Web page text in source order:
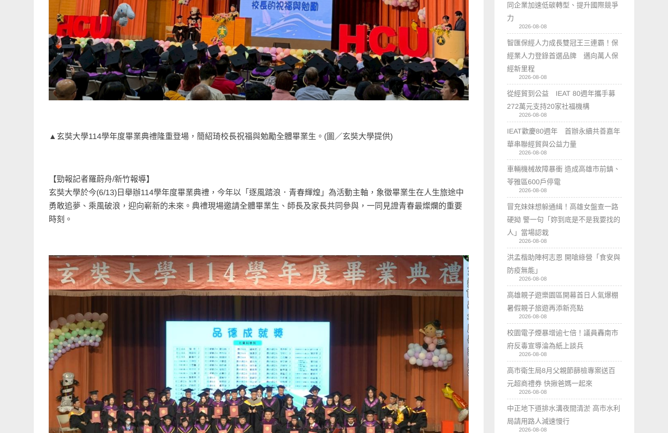
▲玄奘大學114學年度畢業典禮隆重登場，簡紹琦校長祝福與勉勵全體畢業生。(圖／玄奘大學提供)
【勁報記者羅蔚舟/新竹報導】
玄奘大學於今(6/13)日舉辦114學年度畢業典禮，今年以「逐風踏浪．青春輝煌」為活動主軸，象徵畢業生在人生旅途中
勇敢追夢、乘風破浪，迎向嶄新的未來。典禮現場邀請全體畢業生、師長及家長共同參與，一同見證青春最燦爛的重要
時刻。
同企業加速低碳轉型、提升國際競爭
力
2026-08-08
智匯保經人力成長雙冠王三連霸！保
經業人力登錄首選品牌 邁向萬人保
經新里程
2026-08-08
從經貿到公益 IEAT 80週年攜手募
272萬元支持20家社福機構
2026-08-08
IEAT歡慶80週年 首辦永續共善嘉年
華串聯經貿與公益力量
2026-08-08
車輛機械故障暴衝 造成高雄市前鎮、
苓雅區600戶停電
2026-08-08
冒充妹妹想躲通緝！高雄女盤查一路
硬拗 警一句「妳到底是不是我要找的
人」當場認栽
2026-08-08
洪孟楷助陣柯志恩 開嗆綠營「食安與
防疫無能」
2026-08-08
高雄親子遊樂園區開幕首日人氣爆棚
暑假親子旅遊再添新亮點
2026-08-08
校園電子煙暴增逾七倍！議員轟南市
府反毒宣導淪為紙上談兵
2026-08-08
高市衛生局8月父親節篩檢專案送百
元超商禮券 快揪爸媽一起來
2026-08-08
中正地下道排水溝夜間清淤 高市水利
局請用路人減速慢行
2026-08-08